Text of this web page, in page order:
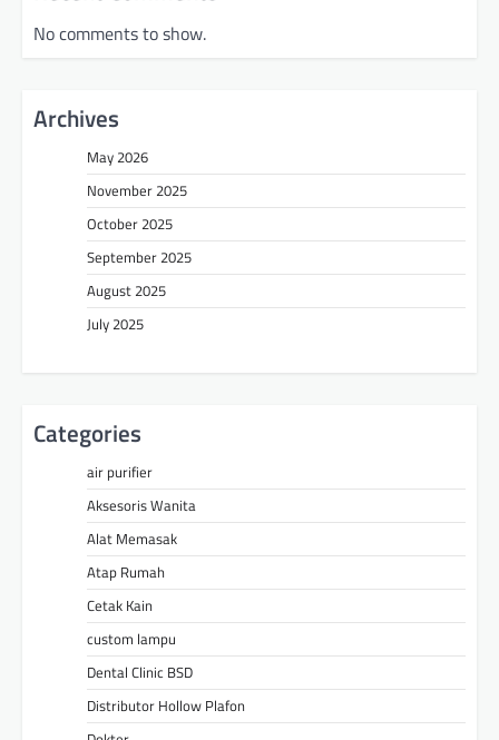
No comments to show.
Archives
May 2026
November 2025
October 2025
September 2025
August 2025
July 2025
Categories
air purifier
Aksesoris Wanita
Alat Memasak
Atap Rumah
Cetak Kain
custom lampu
Dental Clinic BSD
Distributor Hollow Plafon